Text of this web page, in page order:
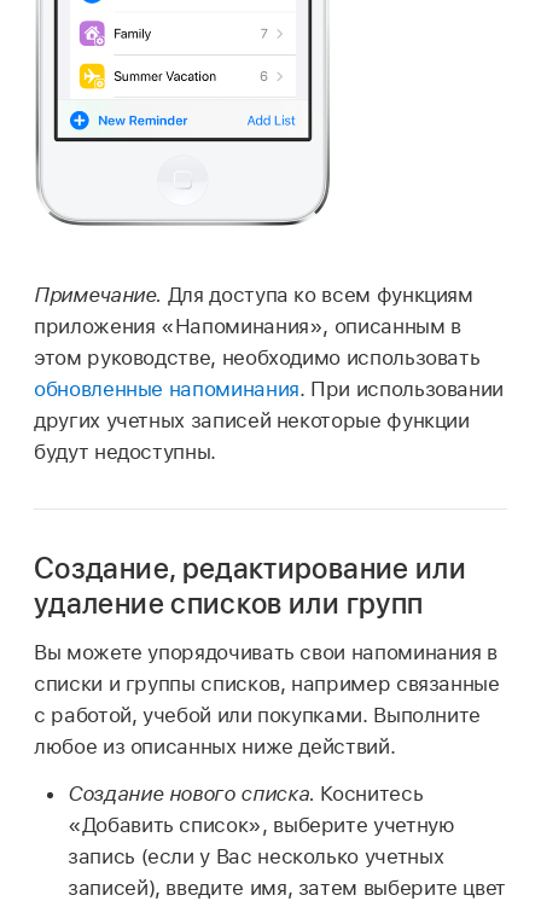
Примечание. Для доступа ко всем функциям
приложения «Напоминания», описанным в
этом руководстве, необходимо использовать
обновленные напоминания. При использовании
других учетных записей некоторые функции
будут недоступны.
Создание, редактирование или
удаление списков или групп
Вы можете упорядочивать свои напоминания в
списки и группы списков, например связанные
с работой, учебой или покупками. Выполните
любое из описанных ниже действий.
Создание нового списка. Коснитесь
«Добавить список», выберите учетную
запись (если у Вас несколько учетных
записей), введите имя, затем выберите цвет